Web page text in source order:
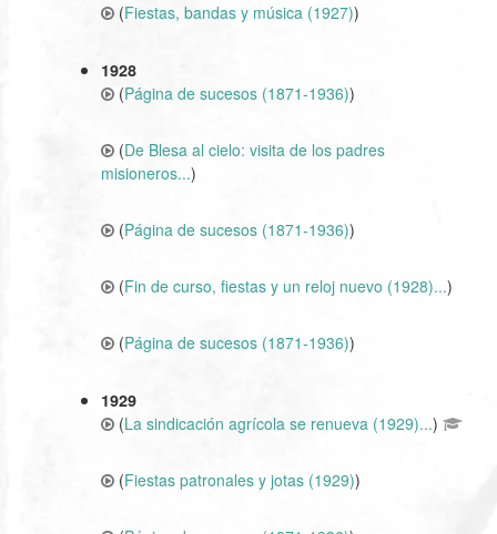
(Fiestas, bandas y música (1927))
1928
(Página de sucesos (1871-1936))
(De Blesa al cielo: visita de los padres
misioneros...)
(Página de sucesos (1871-1936))
(Fin de curso, fiestas y un reloj nuevo (1928)...)
(Página de sucesos (1871-1936))
1929
(La sindicación agrícola se renueva (1929)...)
(Fiestas patronales y jotas (1929))